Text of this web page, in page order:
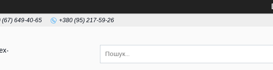
(67) 649-40-65 +380 (95) 217-59-26